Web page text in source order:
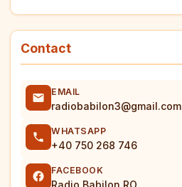
Contact
EMAIL
radiobabilon3@gmail.com
WHATSAPP
+40 750 268 746
FACEBOOK
Radio Babilon RO